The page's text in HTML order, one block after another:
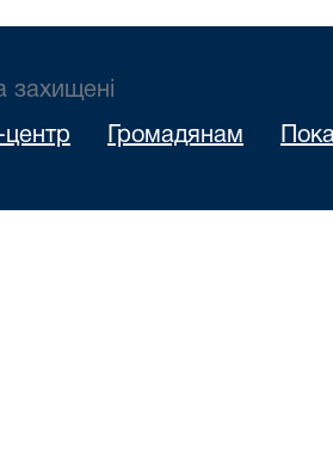
захищені
центр Громадянам